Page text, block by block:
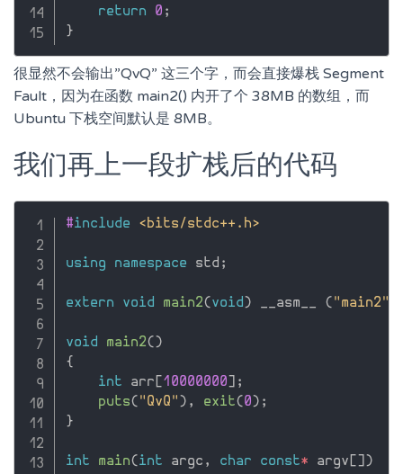
return
0 ;
}
很显然不会输出”QvQ” 这三个字，而会直接爆栈 Segment
Fault，因为在函数 main2() 内开了个 38MB 的数组，而
Ubuntu 下栈空间默认是 8MB。
我们再上一段扩栈后的代码
#include <bits/stdc++.h>
using namespace std ;
extern void main2(void) __asm__ ( "main2"
void main2()
{
int arr [10000000] ;
puts( "QvQ" ) , exit(0) ;
}
int main(int argc , char const* argv [] )